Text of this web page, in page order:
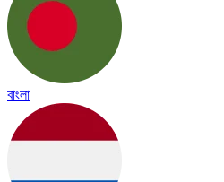
বাংলা